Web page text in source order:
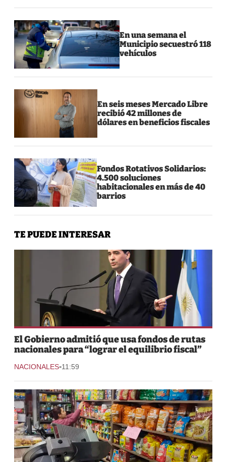
En una semana el
Municipio secuestró 118
vehículos
En seis meses Mercado Libre
recibió 42 millones de
dólares en beneficios fiscales
Fondos Rotativos Solidarios:
4.500 soluciones
habitacionales en más de 40
barrios
TE PUEDE INTERESAR
El Gobierno admitió que usa fondos de rutas
nacionales para “lograr el equilibrio fiscal”
NACIONALES-11:59